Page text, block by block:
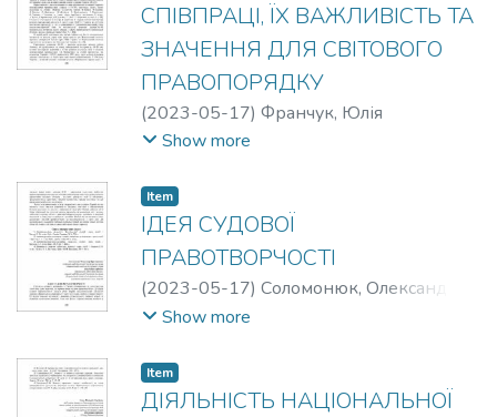
СПІВПРАЦІ, ЇХ ВАЖЛИВІСТЬ ТА
ЗНАЧЕННЯ ДЛЯ СВІТОВОГО
ПРАВОПОРЯДКУ
(2023-05-17) Франчук, Юлія
Олександрівна
Show more
Item
ІДЕЯ СУДОВОЇ
ПРАВОТВОРЧОСТІ
(2023-05-17) Соломонюк, Олександр
Ярославович;
Show more
Item
ДІЯЛЬНІСТЬ НАЦІОНАЛЬНОЇ